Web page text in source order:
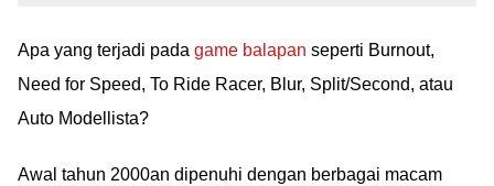
Apa yang terjadi pada game balapan seperti Burnout,
Need for Speed, To Ride Racer, Blur, Split/Second, atau
Auto Modellista?
Awal tahun 2000an dipenuhi dengan berbagai macam